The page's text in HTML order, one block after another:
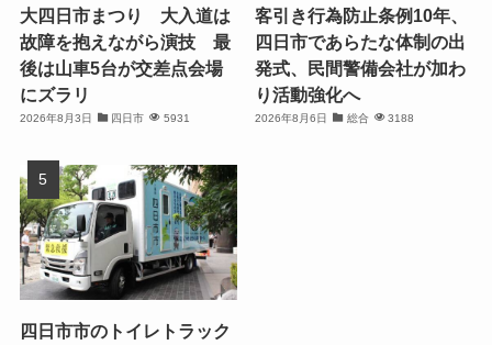
大四日市まつり 大入道は
故障を抱えながら演技 最
後は山車5台が交差点会場
にズラリ
2026年8月3日 四日市 5931
客引き行為防止条例10年、
四日市であらたな体制の出
発式、民間警備会社が加わ
り活動強化へ
2026年8月6日 総合 3188
四日市市のトイレトラック